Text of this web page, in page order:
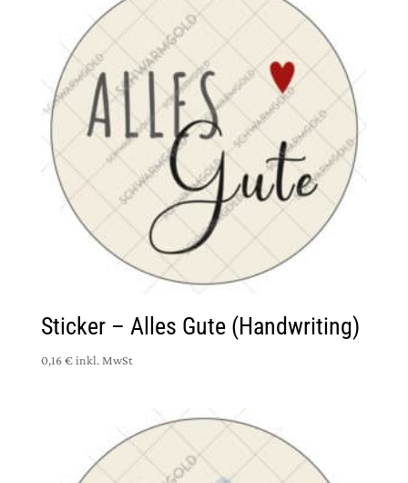
Sticker – Alles Gute (Handwriting)
0,16 € inkl. MwSt